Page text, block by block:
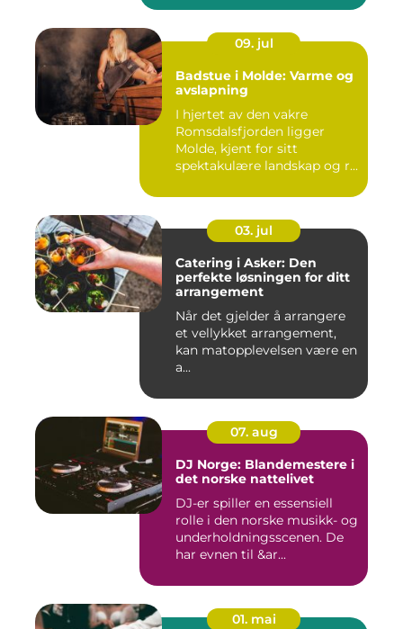
09. jul
Badstue i Molde: Varme og
avslapning
I hjertet av den vakre
Romsdalsfjorden ligger
Molde, kjent for sitt
spektakulære landskap og r...
03. jul
Catering i Asker: Den
perfekte løsningen for ditt
arrangement
Når det gjelder å arrangere
et vellykket arrangement,
kan matopplevelsen være en
a...
07. aug
DJ Norge: Blandemestere i
det norske nattelivet
DJ-er spiller en essensiell
rolle i den norske musikk- og
underholdningsscenen. De
har evnen til &ar...
01. mai